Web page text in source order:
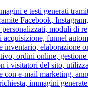
e testi generati
Facebook,
moduli di
acquisizione, funnel
inventario, elaborazione
ordini online,
i visitatori del sito,
con e-mail marketing,
immagini